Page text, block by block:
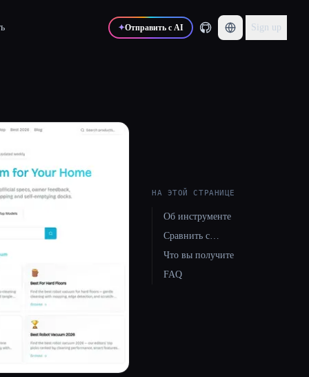
✦Отправить с AI Sign up
НА ЭТОЙ СТРАНИЦЕ
Об инструменте
Сравнить с…
Что вы получите
FAQ